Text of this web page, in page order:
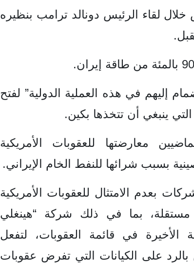
لقاء الرئيس دونالد ترامب بنظيره
إليهم في هذه العملية الدولية” لفتح
⁠ينبغي أن تتخذها بكين.
معارضتها للعقوبات الأمريكية
بسبب شرائها للنفط الخام الإيراني.
بعدم الامتثال للعقوبات الأمريكية
بما في ذلك شركة “هينغلي
الأخيرة في قائمة العقوبات، لتفعل
بالرد على الكيانات التي تفرض عقوبات